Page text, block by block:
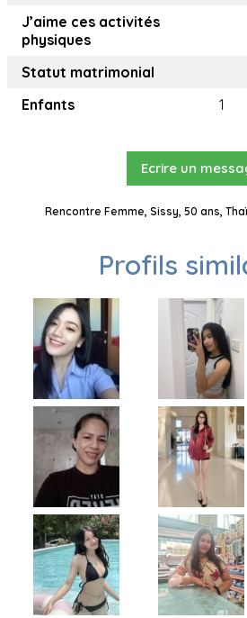
J’aime ces activités
physiques
Statut matrimonial
Enfants
1
Ecrire un
Rencontre Femme, Sissy, 50 ans,
Profils